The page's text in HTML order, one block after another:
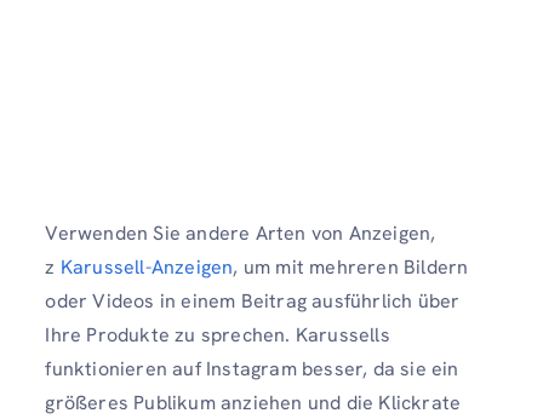
Verwenden Sie andere Arten von Anzeigen,
z Karussell-Anzeigen, um mit mehreren Bildern
oder Videos in einem Beitrag ausführlich über
Ihre Produkte zu sprechen. Karussells
funktionieren auf Instagram besser, da sie ein
größeres Publikum anziehen und die Klickrate